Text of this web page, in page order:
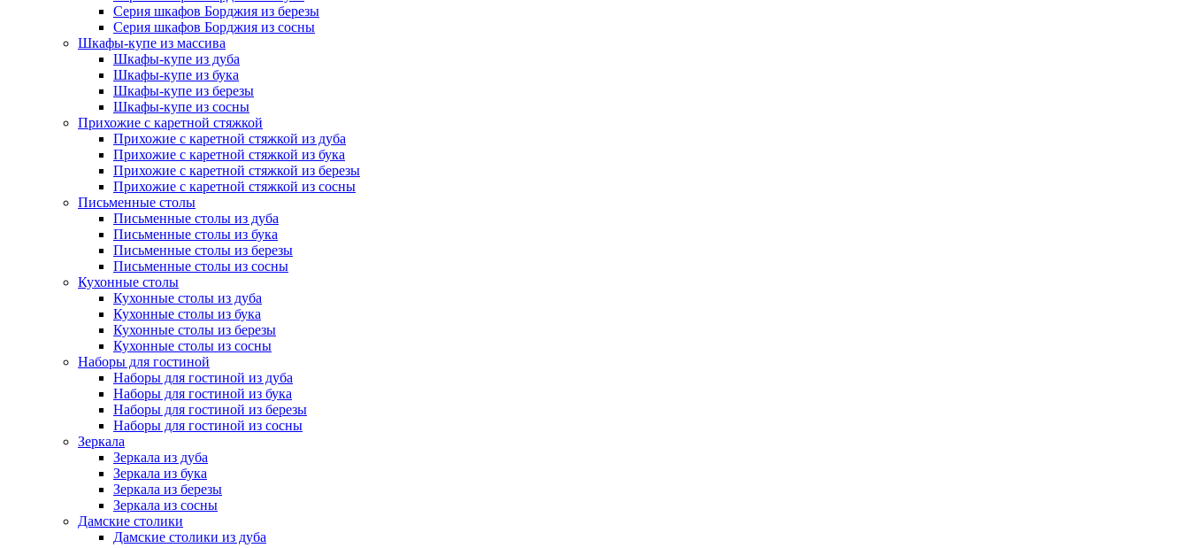
Серия шкафов Борджия из березы
Серия шкафов Борджия из сосны
Шкафы-купе из массива
Шкафы-купе из дуба
Шкафы-купе из бука
Шкафы-купе из березы
Шкафы-купе из сосны
Прихожие с каретной стяжкой
Прихожие с каретной стяжкой из дуба
Прихожие с каретной стяжкой из бука
Прихожие с каретной стяжкой из березы
Прихожие с каретной стяжкой из сосны
Письменные столы
Письменные столы из дуба
Письменные столы из бука
Письменные столы из березы
Письменные столы из сосны
Кухонные столы
Кухонные столы из дуба
Кухонные столы из бука
Кухонные столы из березы
Кухонные столы из сосны
Наборы для гостиной
Наборы для гостиной из дуба
Наборы для гостиной из бука
Наборы для гостиной из березы
Наборы для гостиной из сосны
Зеркала
Зеркала из дуба
Зеркала из бука
Зеркала из березы
Зеркала из сосны
Дамские столики
Дамские столики из дуба